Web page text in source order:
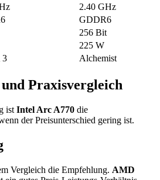
2.40 GHz
GDDR6
256 Bit
225 W
3 Alchemist
Praxisvergleich
ist Intel Arc A770 die
der Preisunterschied gering ist.
Vergleich die Empfehlung. AMD